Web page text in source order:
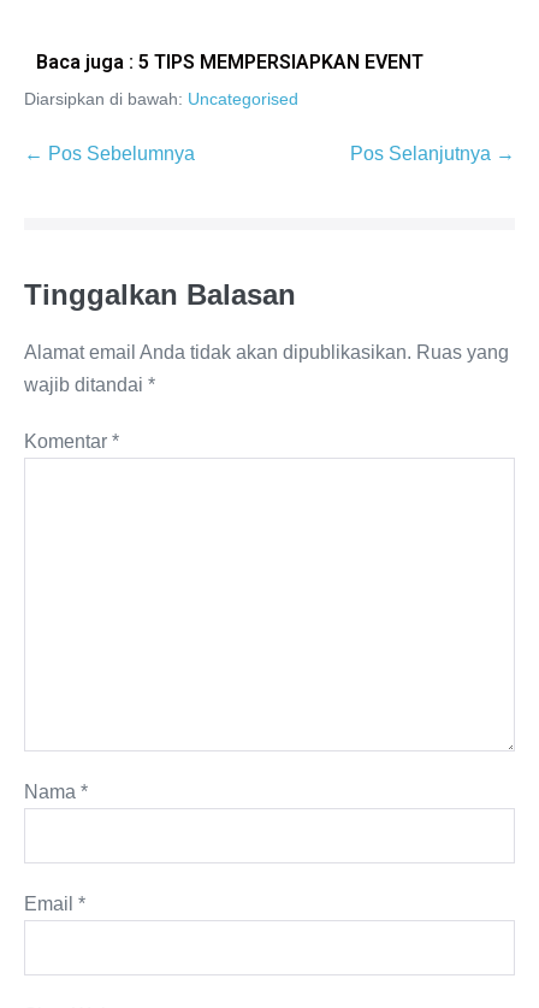
Baca juga : 5 TIPS MEMPERSIAPKAN EVENT
Diarsipkan di bawah: Uncategorised
← Pos Sebelumnya Pos Selanjutnya →
Tinggalkan Balasan
Alamat email Anda tidak akan dipublikasikan. Ruas yang
wajib ditandai *
Komentar *
Nama *
Email *